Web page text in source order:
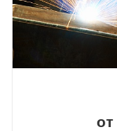
от